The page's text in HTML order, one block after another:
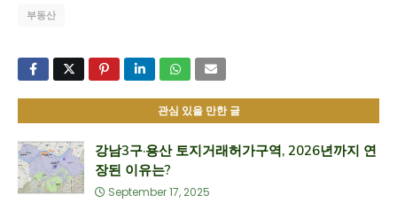
부동산
관심 있을 만한 글
강남3구·용산 토지거래허가구역, 2026년까지 연
장된 이유는?
September 17, 2025